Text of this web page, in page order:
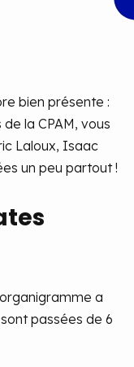
bien présente :
la CPAM, vous
Laloux, Isaac
un peu partout !
a
passées de 6